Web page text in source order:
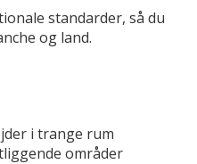
standarder, så du
og land.
i trange rum
områder